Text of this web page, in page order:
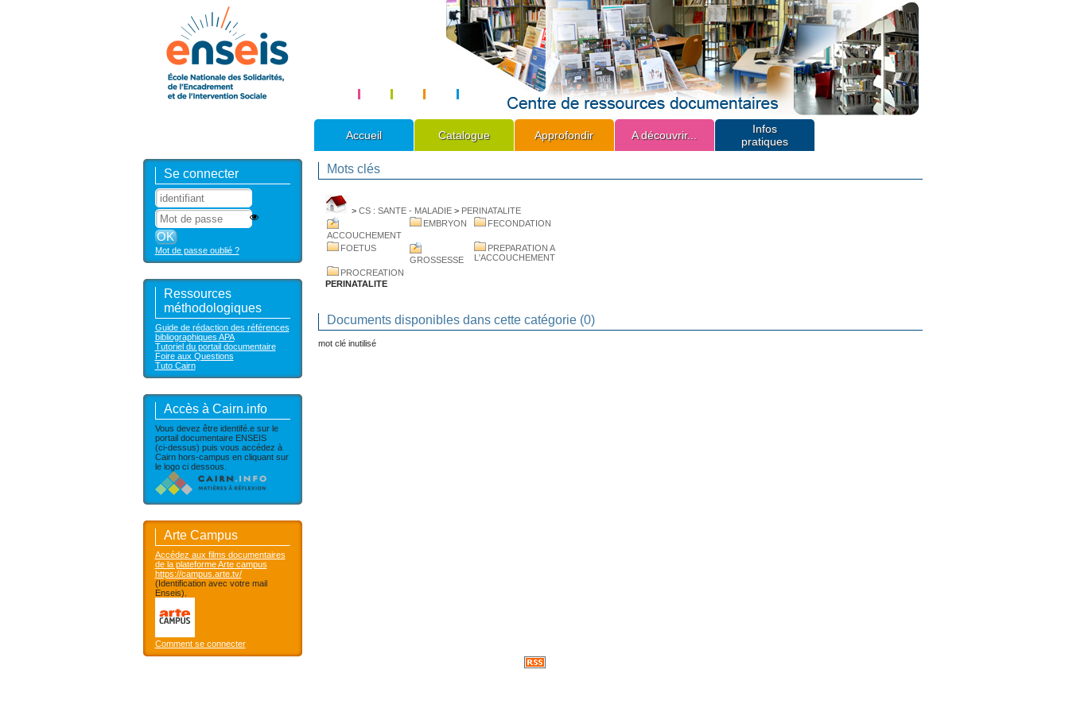
Accueil Catalogue Approfondir A découvrir...
Infos
pratiques
Se connecter
Mot de passe oublié ?
Ressources
méthodologiques
Guide de rédaction des références
bibliographiques APA
Tutoriel du portail documentaire
Foire aux Questions
Tuto Cairn
Accès à Cairn.info
Vous devez être identifé.e sur le
portail documentaire ENSEIS
(ci-dessus) puis vous accédez à
Cairn hors-campus en cliquant sur
le logo ci dessous.
Arte Campus
Accédez aux films documentaires
de la plateforme Arte campus
https://campus.arte.tv/
(Identification avec votre mail
Enseis).
Comment se connecter
Mots clés
> CS : SANTE - MALADIE> PERINATALITE
ACCOUCHEMENT
EMBRYON FECONDATION
FOETUS
GROSSESSE
PREPARATION A
L'ACCOUCHEMENT
PROCREATION
PERINATALITE
Documents disponibles dans cette catégorie (0)
mot clé inutilisé